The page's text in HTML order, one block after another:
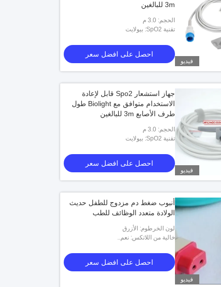
فيديو
3m للبالغين
الحجم: 3.0 م
تقنية SpO2: بيولايت
احصل على افضل سعر
فيديو
جهاز استشعار Spo2 قابل لإعادة
الاستخدام متوافق مع Biolight طول
طرف الأصابع 3m للبالغين
الحجم: 3.0 م
تقنية SpO2: بيولايت
احصل على افضل سعر
فيديو
أنبوب ضغط دم مزدوج للطفل حديث
الولادة متعدد الوظائف للطب
لون الخرطوم: الأزرق
خالية من اللاتكس: نعم..
احصل على افضل سعر